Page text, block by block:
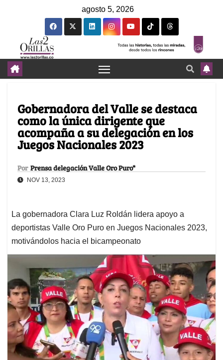
agosto 5, 2026
Gobernadora del Valle se destaca
como la única dirigente que
acompaña a su delegación en los
Juegos Nacionales 2023
Por Prensa delegación Valle Oro Puro*
NOV 13, 2023
La gobernadora Clara Luz Roldán lidera apoyo a
deportistas Valle Oro Puro en Juegos Nacionales 2023,
motivándolos hacia el bicampeonato